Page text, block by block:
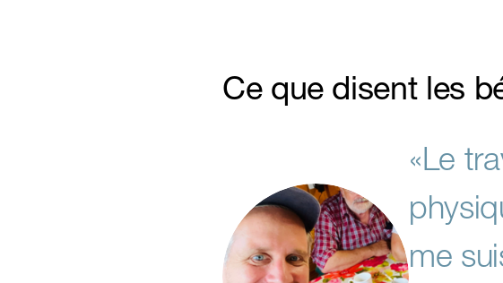
Ce que disent les
«Le
me